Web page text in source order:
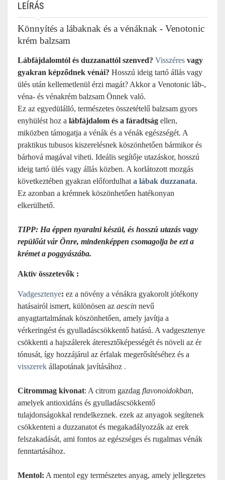
LEÍRÁS
Könnyítés a lábaknak és a vénáknak - Venotonic
krém balzsam
Lábfájdalomtól és duzzanattól szenved? Visszéres vagy
gyakran képződnek vénái? Hosszú ideig tartó állás vagy
ülés után kellemetlenül érzi magát? Akkor a Venotonic láb-,
véna- és vénakrém balzsam Önnek való.
Ez az egyedülálló, természetes összetételű balzsam gyors
enyhülést hoz a lábfájdalom és a fáradtság ellen,
miközben támogatja a vénák és a vénák egészségét. A
praktikus tubusos kiszerelésnek köszönhetően bármikor és
bárhová magával viheti. Ideális segítője utazáskor, hosszú
ideig tartó ülés vagy állás közben. A korlátozott mozgás
következtében gyakran előfordulhat a lábak duzzanata.
Ez azonban a krémnek köszönhetően hatékonyan
elkerülhető.
TIPP: Ha éppen nyaralni készül, és hosszú utazás vagy
repülőút vár Önre, mindenképpen csomagolja be ezt a
krémet a poggyászába.
Aktív összetevők :
Vadgesztenye: ez a növény a vénákra gyakorolt jótékony
hatásairól ismert, különösen az aescin nevű
anyagtartalmának köszönhetően, amely javítja a
vérkeringést és gyulladáscsökkentő hatású. A vadgesztenye
csökkenti a hajszálerek áteresztőképességét és növeli az ér
tónusát, így hozzájárul az érfalak megerősítéséhez és a
visszerek állapotának javításához .
Citrommag kivonat: A citrom gazdag flavonoidokban,
amelyek antioxidáns és gyulladáscsökkentő
tulajdonságokkal rendelkeznek. ezek az anyagok segítenek
csökkenteni a duzzanatot és megakadályozzák az erek
felszakadását, ami fontos az egészséges és rugalmas vénák
fenntartásához.
Mentol: A mentol egy természetes anyag, amely jellegzetes